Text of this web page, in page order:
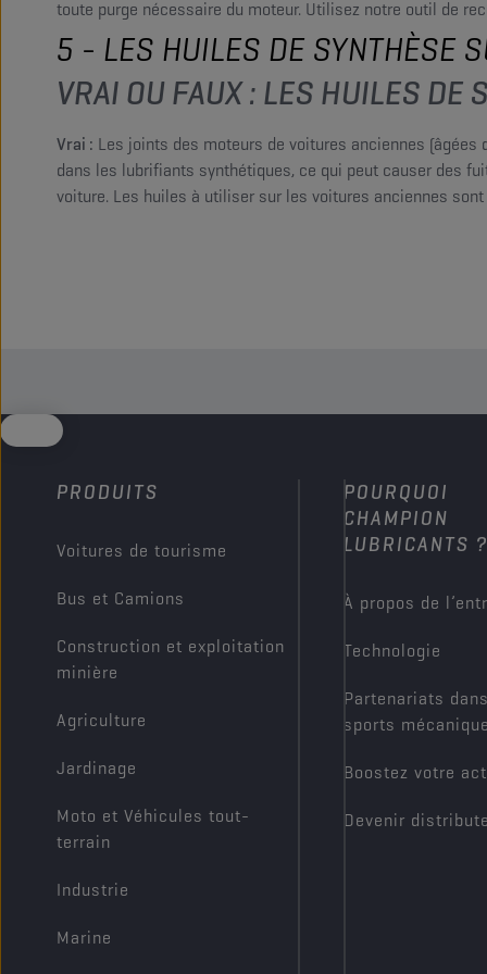
toute purge nécessaire du moteur. Utilisez notre outil de
5 - LES HUILES DE SYNTHÈSE
VRAI OU FAUX : LES HUILES DE
Vrai : Les joints des moteurs de voitures anciennes
dans les lubrifiants synthétiques, ce qui peut causer des
voiture. Les huiles à utiliser sur les voitures anciennes
PRODUITS
Voitures de tourisme
Bus et Camions
Construction et exploitation
minière
Agriculture
Jardinage
Moto et Véhicules tout-
terrain
Industrie
Marine
POURQUOI
CHAMPION
LUBRICANTS ?
À propos de
Technologie
Partenariats
sports
Boostez votre
Devenir